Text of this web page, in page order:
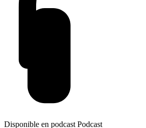
Disponible en podcast Podcast